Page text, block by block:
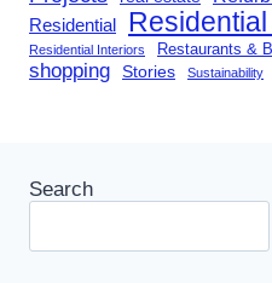
Residential
Residential Interiors Restaurants &
shopping Stories Sustainability
Search